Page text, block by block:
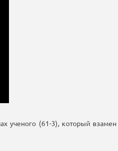
(61-3), который взамен